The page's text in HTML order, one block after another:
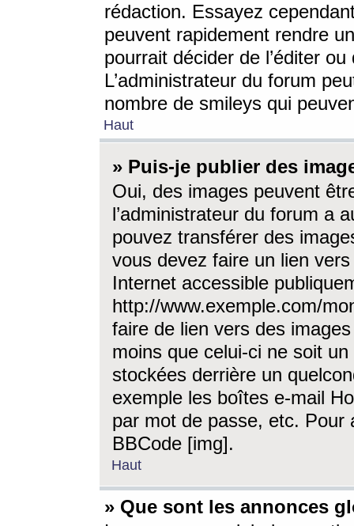
rédaction. Essayez
peuvent rapidement rendre
pourrait décider de l’éditer
L’administrateur du forum
nombre de smileys qui
Haut
» Puis-je publier des
Oui, des images peuvent
l’administrateur du forum a
pouvez transférer des
vous devez faire un lien
Internet accessible
http://www.exemple.com/
faire de lien vers des
moins que celui-ci ne soit
stockées derrière un
exemple les boîtes e-mail
par mot de passe, etc. Pour
BBCode [img].
Haut
» Que sont les annonces